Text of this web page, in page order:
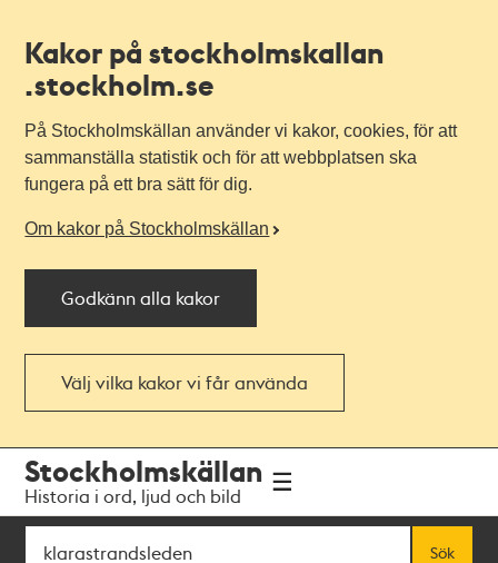
Kakor på stockholmskallan
.stockholm.se
På Stockholmskällan använder vi kakor, cookies, för att
sammanställa statistik och för att webbplatsen ska
fungera på ett bra sätt för dig.
Om kakor på Stockholmskällan
Godkänn alla kakor
Välj vilka kakor vi får använda
navigationen
huvudinnehållet
Stockholmskällan
Historia i ord, ljud och bild
Sök
Sök